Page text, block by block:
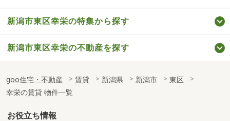
新潟市東区幸栄の特集から探す
新潟市東区幸栄の不動産を探す
goo住宅・不動産 賃貸 新潟県 新潟市
東区
幸栄の賃貸 物件一覧
お役立ち情報